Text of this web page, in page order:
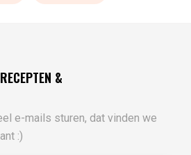
&
e-mails sturen, dat vinden we
:)